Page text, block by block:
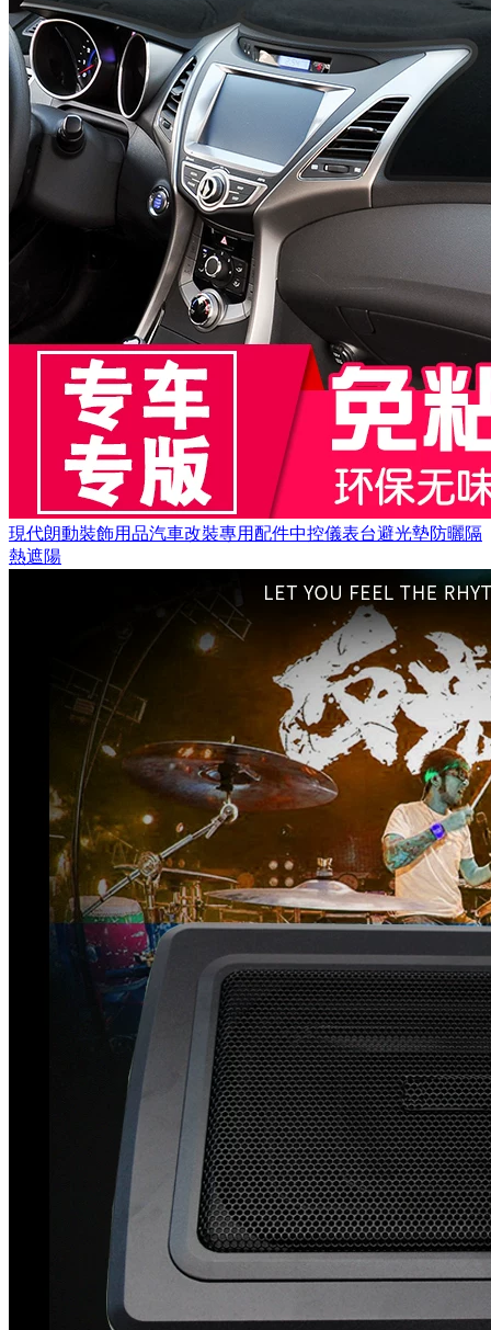
現代朗動裝飾用品汽車改裝專用配件中控儀表台避光墊防曬隔
熱遮陽